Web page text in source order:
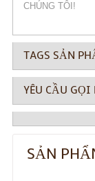
CHÚNG TÔI!
TAGS SẢN
YÊU CẦU
SẢN